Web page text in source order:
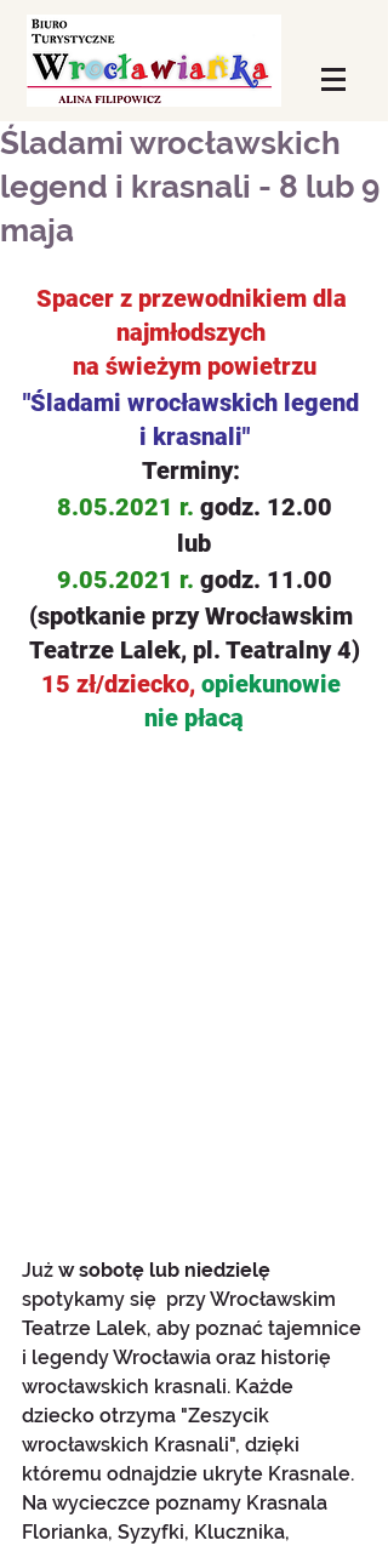
Śladami wrocławskich
legend i krasnali - 8 lub 9
maja
Spacer z przewodnikiem dla
najmłodszych
na świeżym powietrzu
"Śladami wrocławskich legend
i krasnali"
Terminy:
8.05.2021 r. godz. 12.00
lub
9.05.2021 r. godz. 11.00
(spotkanie przy Wrocławskim
Teatrze Lalek, pl. Teatralny 4)
15 zł/dziecko, opiekunowie
nie płacą
Już w sobotę lub niedzielę
spotykamy się  przy Wrocławskim
Teatrze Lalek, aby poznać tajemnice
i legendy Wrocławia oraz historię
wrocławskich krasnali. Każde
dziecko otrzyma "Zeszycik
wrocławskich Krasnali", dzięki
któremu odnajdzie ukryte Krasnale.
Na wycieczce poznamy Krasnala
Florianka, Syzyfki, Klucznika,